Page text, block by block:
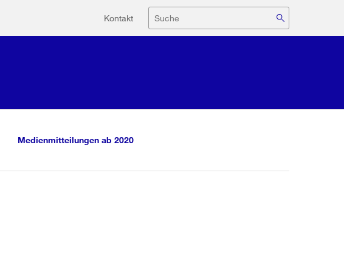
Hilfsnavigation
Kontakt Suche
Medienmitteilungen ab 2020